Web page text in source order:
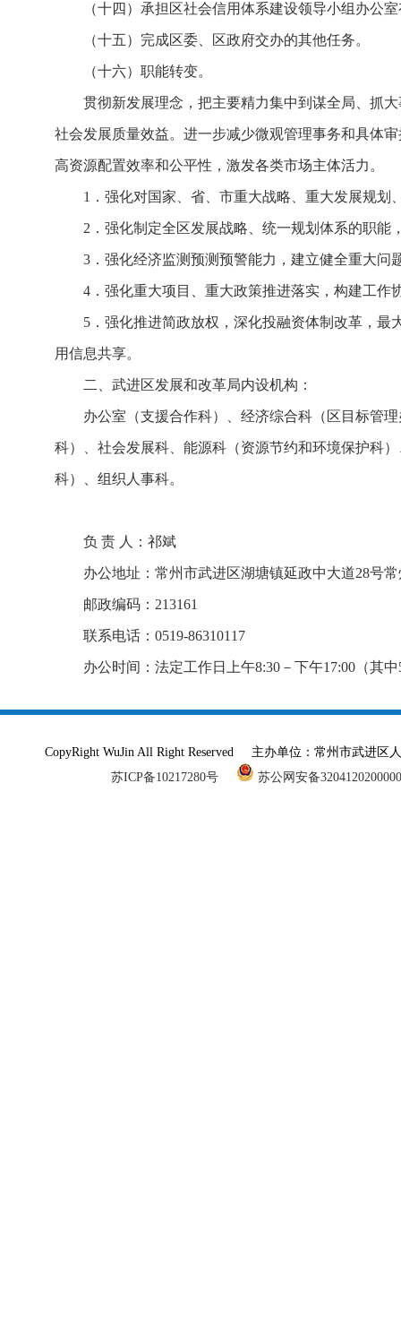
（十四）承担区社会信用体系建设领导小组办公
（十五）完成区委、区政府交办的其他任务。
（十六）职能转变。
贯彻新发展理念，把主要精力集中到谋全局、抓
社会发展质量效益。进一步减少微观管理事务和具体
高资源配置效率和公平性，激发各类市场主体活力。
1．强化对国家、省、市重大战略、重大发展规
2．强化制定全区发展战略、统一规划体系的职
3．强化经济监测预测预警能力，建立健全重大
4．强化重大项目、重大政策推进落实，构建工
5．强化推进简政放权，深化投融资体制改革，
用信息共享。
二、武进区发展和改革局内设机构：
办公室（支援合作科）、经济综合科（区目标管
科）、社会发展科、能源科（资源节约和环境保护科
科）、组织人事科。
负 责 人：祁斌
办公地址：常州市武进区湖塘镇延政中大道28号
邮政编码：213161
联系电话：0519-86310117
办公时间：法定工作日上午8:30－下午17:00（其
CopyRight WuJin All Right Reserved 主办单位：常州市武进
苏ICP备10217280号
苏公网安备